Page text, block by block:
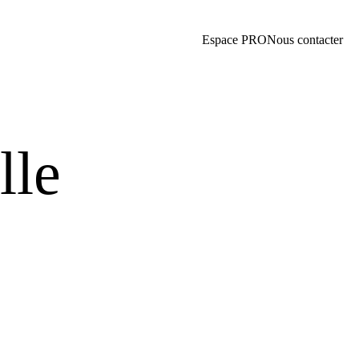
Espace PRONous contacter